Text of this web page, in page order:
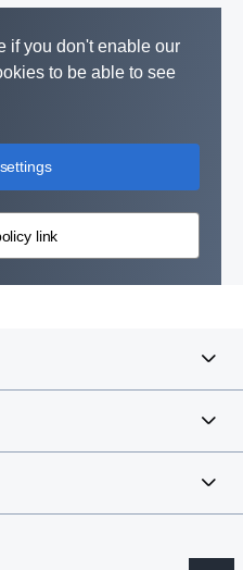
if you don't enable our
to be able to see
link